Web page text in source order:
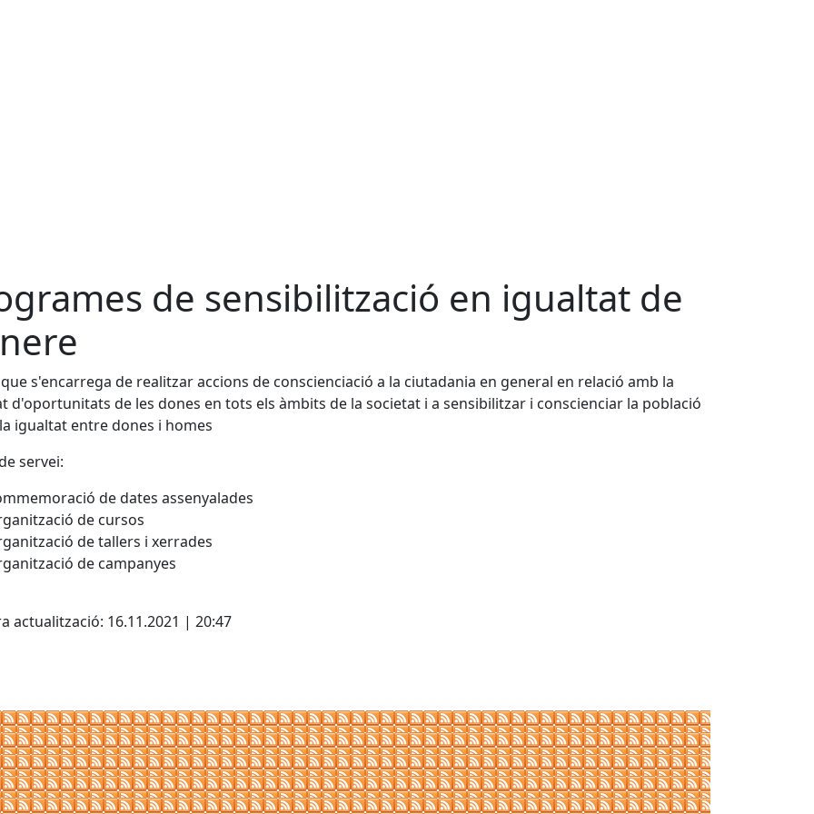
de sensibilització en igualtat de
s'encarrega de realitzar accions de conscienciació a la ciutadania en general en relació amb la
d'oportunitats de les dones en tots els àmbits de la societat i a sensibilitzar i conscienciar la població
igualtat entre dones i homes
servei:
de dates assenyalades
de cursos
de tallers i xerrades
de campanyes
actualització: 16.11.2021 | 20:47